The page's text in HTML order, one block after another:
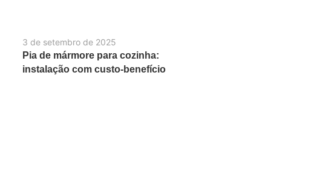
3 de setembro de 2025
Pia de mármore para cozinha:
instalação com custo-benefício